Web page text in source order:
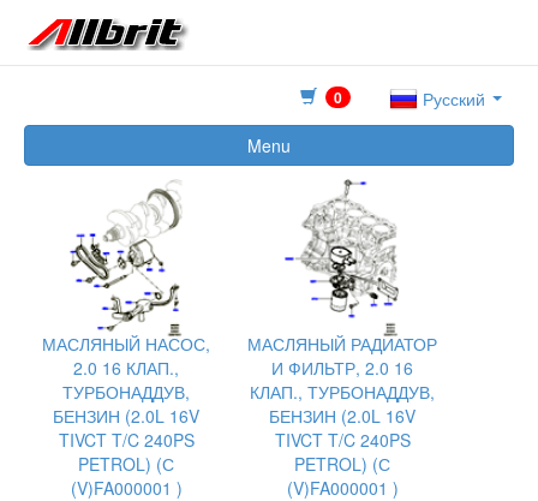
0
Русский
Menu
МАСЛЯНЫЙ НАСОС,
2.0 16 КЛАП.,
ТУРБОНАДДУВ,
БЕНЗИН (2.0L 16V
TIVCT T/C 240PS
PETROL) (С
(V)FA000001 )
МАСЛЯНЫЙ РАДИАТОР
И ФИЛЬТР, 2.0 16
КЛАП., ТУРБОНАДДУВ,
БЕНЗИН (2.0L 16V
TIVCT T/C 240PS
PETROL) (С
(V)FA000001 )